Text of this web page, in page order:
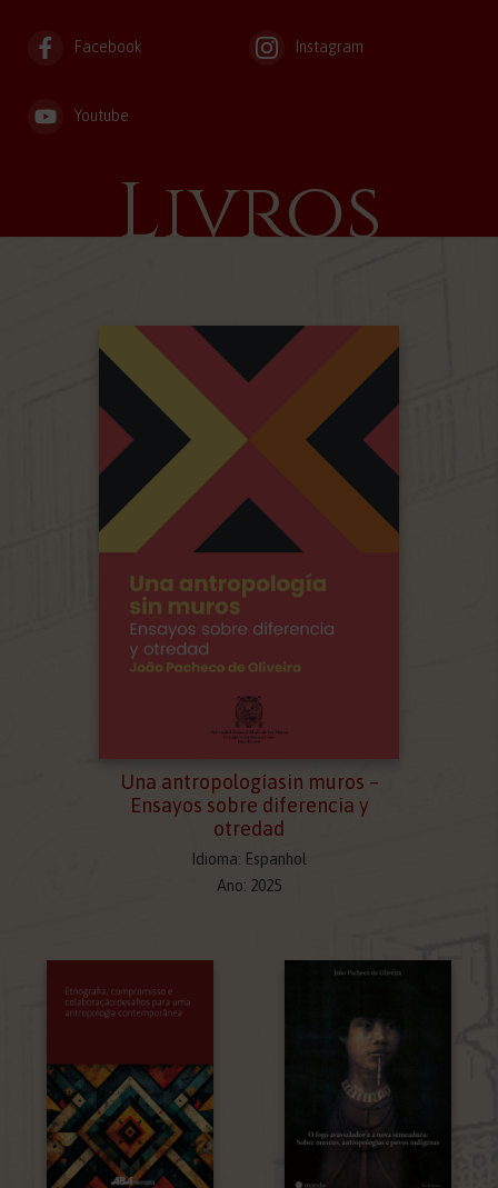
Facebook Instagram
Youtube
Livros
Una antropologíasin muros –
Ensayos sobre diferencia y
otredad
Idioma: Espanhol
Ano: 2025